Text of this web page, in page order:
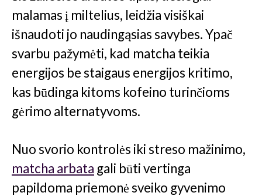
malamas į miltelius, leidžia visiškai
išnaudoti jo naudingąsias savybes. Ypač
svarbu pažymėti, kad matcha teikia
energijos be staigaus energijos kritimo,
kas būdinga kitoms kofeino turinčioms
gėrimo alternatyvoms.
Nuo svorio kontrolės iki streso mažinimo,
matcha arbata gali būti vertinga
papildoma priemonė sveiko gyvenimo